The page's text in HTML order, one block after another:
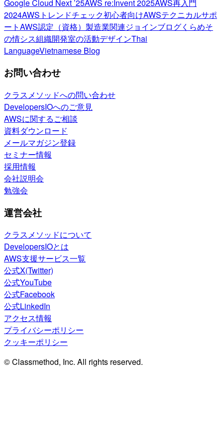
Google Cloud Next ’25AWS re:Invent 2025AWS再入門
2024AWSトレンドチェック初心者向けAWSテクニカルサポ
ートAWS認定（資格） 製造業関連ジョインブログくらめそ
の情シス組織開発室の活動デザインThai
LanguageVietnamese Blog
お問い合わせ
クラスメソッドへの問い合わせ
DevelopersIOへのご意見
AWSに関するご相談
資料ダウンロード
メールマガジン登録
セミナー情報
採用情報
会社説明会
勉強会
運営会社
クラスメソッドについて
DevelopersIOとは
AWS支援サービス一覧
公式X(Twitter)
公式YouTube
公式Facebook
公式LinkedIn
アクセス情報
プライバシーポリシー
クッキーポリシー
© Classmethod, Inc. All rights reserved.